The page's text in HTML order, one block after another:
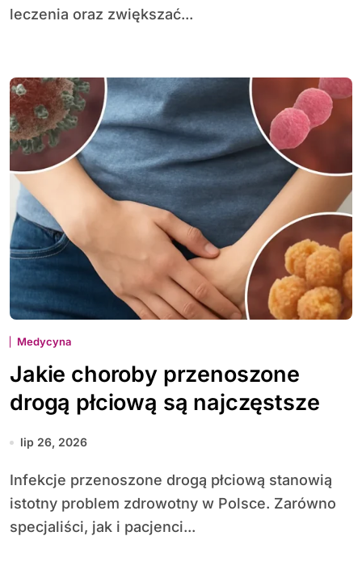
leczenia oraz zwiększać...
Medycyna
Jakie choroby przenoszone
drogą płciową są najczęstsze
lip 26, 2026
Infekcje przenoszone drogą płciową stanowią
istotny problem zdrowotny w Polsce. Zarówno
specjaliści, jak i pacjenci...